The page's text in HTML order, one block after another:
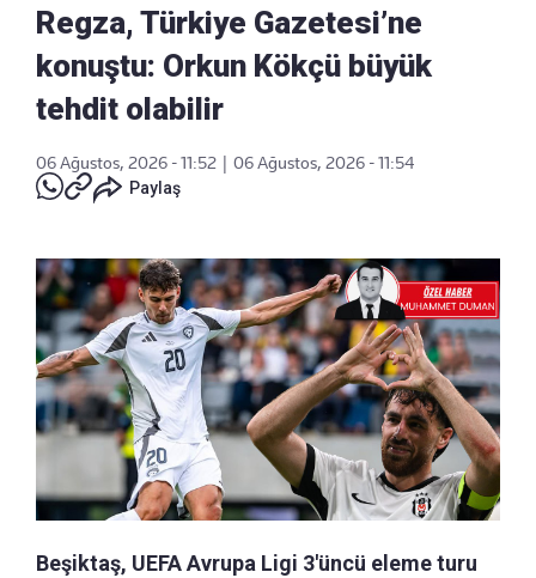
Regza, Türkiye Gazetesi’ne
konuştu: Orkun Kökçü büyük
tehdit olabilir
06 Ağustos, 2026 - 11:52
06 Ağustos, 2026 - 11:54
Paylaş
Beşiktaş, UEFA Avrupa Ligi 3'üncü eleme turu